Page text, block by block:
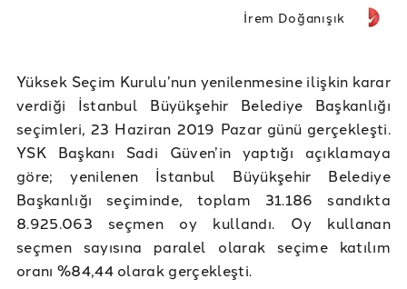
İrem Doğanışık
Yüksek Seçim Kurulu’nun yenilenmesine ilişkin karar
verdiği İstanbul Büyükşehir Belediye Başkanlığı
seçimleri, 23 Haziran 2019 Pazar günü gerçekleşti.
YSK Başkanı Sadi Güven’in yaptığı açıklamaya
göre; yenilenen İstanbul Büyükşehir Belediye
Başkanlığı seçiminde, toplam 31.186 sandıkta
8.925.063 seçmen oy kullandı. Oy kullanan
seçmen sayısına paralel olarak seçime katılım
oranı %84,44 olarak gerçekleşti.